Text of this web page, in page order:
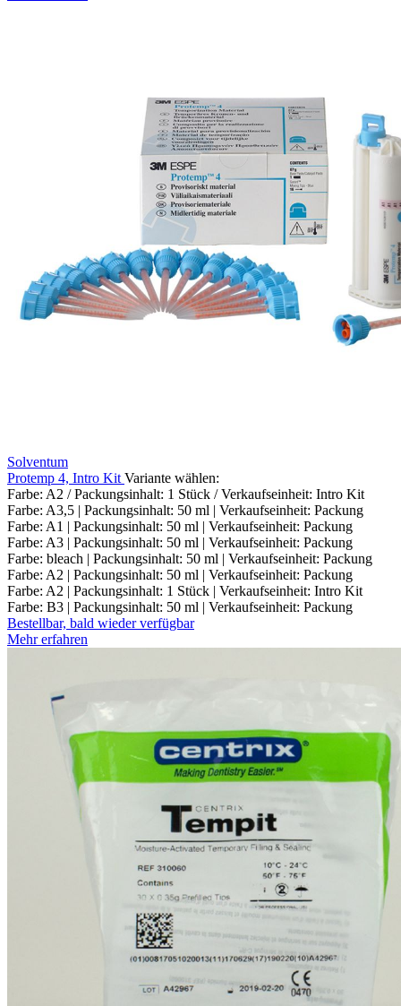
Solventum
Protemp 4, Intro Kit Variante wählen:
Farbe: A2 / Packungsinhalt: 1 Stück / Verkaufseinheit: Intro Kit
Farbe: A3,5 | Packungsinhalt: 50 ml | Verkaufseinheit: Packung
Farbe: A1 | Packungsinhalt: 50 ml | Verkaufseinheit: Packung
Farbe: A3 | Packungsinhalt: 50 ml | Verkaufseinheit: Packung
Farbe: bleach | Packungsinhalt: 50 ml | Verkaufseinheit: Packung
Farbe: A2 | Packungsinhalt: 50 ml | Verkaufseinheit: Packung
Farbe: A2 | Packungsinhalt: 1 Stück | Verkaufseinheit: Intro Kit
Farbe: B3 | Packungsinhalt: 50 ml | Verkaufseinheit: Packung
Bestellbar, bald wieder verfügbar
Mehr erfahren